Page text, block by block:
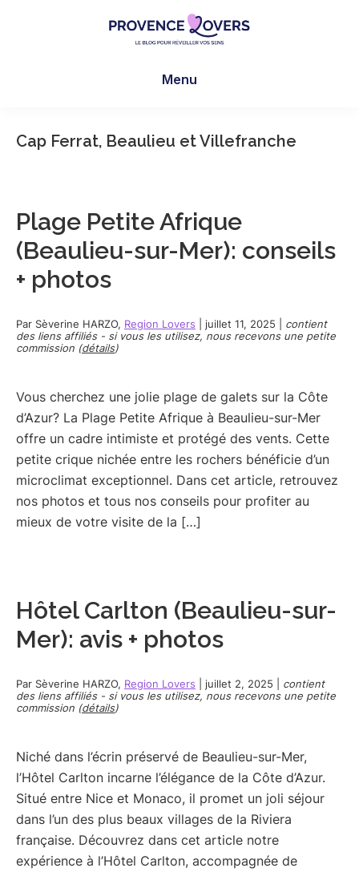
en
blog
de
Claire
Menu
Cap Ferrat, Beaulieu et Villefranche
Plage Petite Afrique
(Beaulieu-sur-Mer): conseils
+ photos
Par Sèverine HARZO, Region Lovers juillet 11, 2025
contient
des liens affiliés - si vous les utilisez, nous recevons une petite
commission (détails)
Vous cherchez une jolie plage de galets sur la Côte
d’Azur? La Plage Petite Afrique à Beaulieu-sur-Mer
offre un cadre intimiste et protégé des vents. Cette
petite crique nichée entre les rochers bénéficie d’un
microclimat exceptionnel. Dans cet article, retrouvez
nos photos et tous nos conseils pour profiter au
mieux de votre visite de la […]
Hôtel Carlton (Beaulieu-sur-
Mer): avis + photos
Par Sèverine HARZO, Region Lovers juillet 2, 2025
contient
des liens affiliés - si vous les utilisez, nous recevons une petite
commission (détails)
Niché dans l’écrin préservé de Beaulieu-sur-Mer,
l’Hôtel Carlton incarne l’élégance de la Côte d’Azur.
Situé entre Nice et Monaco, il promet un joli séjour
dans l’un des plus beaux villages de la Riviera
française. Découvrez dans cet article notre
expérience à l’Hôtel Carlton, accompagnée de